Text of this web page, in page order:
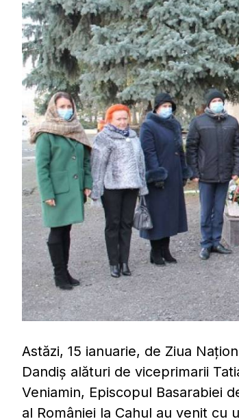
Astăzi, 15 ianuarie, de Ziua
Dandiș alături de viceprimarii
Veniamin, Episcopul Basarabiei
al României la Cahul au venit cu